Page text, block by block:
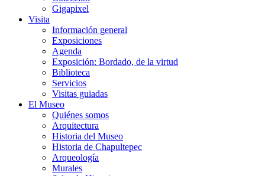
Gigapixel
Visita
Información general
Exposiciones
Agenda
Exposición: Bordado, de la virtud
Biblioteca
Servicios
Visitas guiadas
El Museo
Quiénes somos
Arquitectura
Historia del Museo
Historia de Chapultepec
Arqueología
Murales